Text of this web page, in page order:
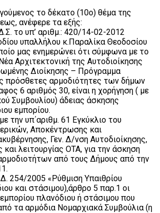
το δέκατο (10ο) θέμα της
ανέφερε τα εξής:
το υπ’ αριθμ.: 420/14-02-2012
υπαλλήλου κ.Παραλίκα Θεοδοσίου
μας ενημερώνει ότι σύμφωνα με το
Αρχιτεκτονική της Αυτοδιοίκησης
Διοίκησης – Πρόγραμμα
πρόσθετες αρμοδιότητες των δήμων
6 αριθμός 30, είναι η χορήγηση ( με
Συμβουλίου) άδειας άσκησης
εμπορίου.
την υπ΄αριθμ. 61 Εγκύκλιο του
Αποκέντρωσης και
Γεν. Δ/νση Αυτοδιοίκησης,
λειτουργίας ΟΤΑ, για την άσκηση
από τους Δήμους από την
254/2005 «Ρύθμιση Υπαιθρίου
και στάσιμου),άρθρο 5 παρ.1 οι
πλανόδιου ή στάσιμου που
τα αρμόδια Νομαρχιακά Συμβούλια (η